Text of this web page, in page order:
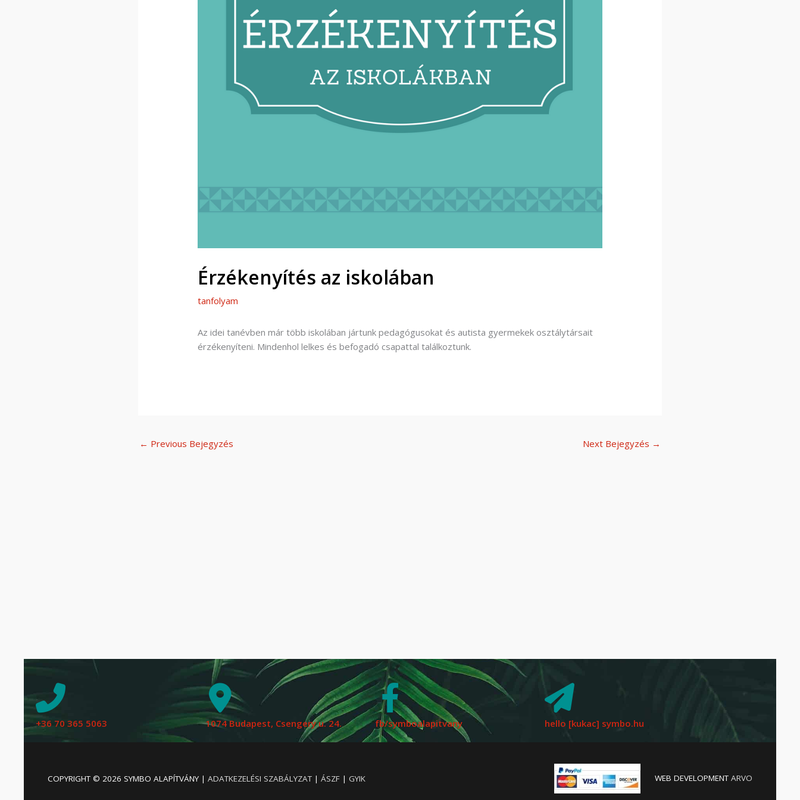
Érzékenyítés az iskolában
tanfolyam
Az idei tanévben már több iskolában jártunk pedagógusokat és autista gyermekek osztálytársait
érzékenyíteni. Mindenhol lelkes és befogadó csapattal találkoztunk.
← Previous Bejegyzés Next Bejegyzés →
+36 70 365 5063 1074 Budapest, Csengery u. 24. fb/symboalapitvany hello [kukac] symbo.hu
COPYRIGHT © 2026 SYMBO ALAPÍTVÁNY | ADATKEZELÉSI SZABÁLYZAT | ÁSZF | GYIK WEB DEVELOPMENT ARVO